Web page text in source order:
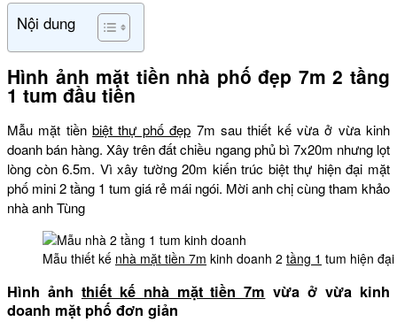
Nội dung
Hình ảnh mặt tiền nhà phố đẹp 7m 2 tầng
1 tum đầu tiên
Mẫu mặt tiềnbiệt thự phố đẹp 7m sau thiết kế vừa ở vừa kinh
doanh bán hàng. Xây trên đất chiều ngang phủ bì 7x20m nhưng lọt
lòng còn 6.5m. Vì xây tường 20m kiến trúc biệt thự hiện đại mặt
phố mini 2 tầng 1 tum giá rẻ mái ngói. Mời anh chị cùng tham khảo
nhà anh Tùng
Mẫu thiết kế nhà mặt tiền 7m kinh doanh 2 tầng 1 tum hiện
Hình ảnh thiết kế nhà mặt tiền 7m vừa ở vừa kinh
doanh mặt phố đơn giản